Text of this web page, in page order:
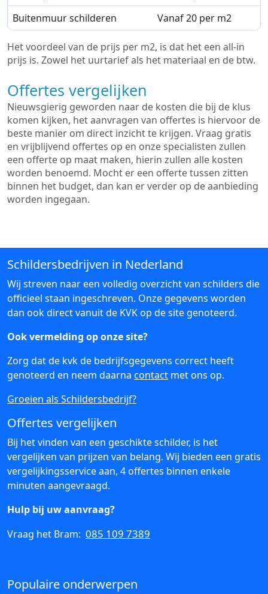
Buitenmuur schilderen
Vanaf 20 per m2
Het voordeel van de prijs per m2, is dat het een all-in
prijs is. Zowel het uurtarief als het materiaal en de btw.
Offertes vergelijken
Nieuwsgierig geworden naar de kosten die bij de klus
komen kijken, het aanvragen van offertes is hiervoor de
beste manier om direct inzicht te krijgen. Vraag gratis
en vrijblijvend offertes op en onze specialisten zullen
een offerte op maat maken, hierin zullen alle kosten
worden benoemd. Mocht er een offerte tussen zitten
binnen het budget, dan kan er verder op de aanbieding
worden ingegaan.
Schildersbedrijven in Nederland
Wij streven naar een volledig overzicht van schilders die
officieel staan ingeschreven. Onze gegevens worden
dan ook direct vanuit de KVK op de site genoteerd.
Ook vermelding op onze site?
Zorg dat de kvk de bedrijfsgegevens correct heeft
genoteerd en neem daarna contact met ons op.
Groeien als Schildersbedrijf?
Offertes vergelijken
Bij het vinden van een geschikte schilder, is het
vergelijken van prijzen van belang. Wij bieden een gratis
vergelijkingsservice aan, 4 offertes binnen enkele
minuten aangevraagd.
Hulp bij uw aanvraag?
Vraag het Bram: 085 109 7389
Populaire onderwerpen